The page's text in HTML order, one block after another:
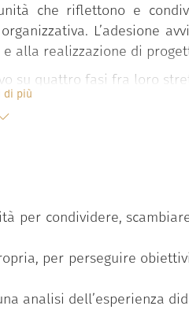
che riflettono e
L’adesione
alla realizzazione di
su quattro fasi fra loro
di accompagnamento e
observation, relazione fra
personale e di
e alle pratiche adottate;
positivi e critici
nel contesto
di più
per condividere,
per perseguire
analisi dell’esperienza